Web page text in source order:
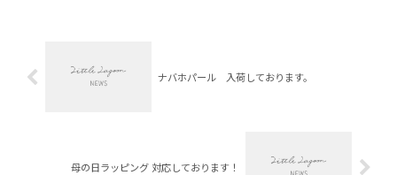
ナバホパール 入荷しております。
母の日ラッピング 対応しております！